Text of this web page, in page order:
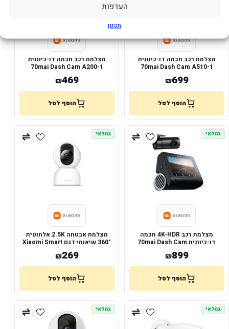
העדפות
תקנון
מצלמת רכב חכמה דו-כיוונית
70mai Dash Cam A510-1
₪699
הוסף לסל
מצלמת רכב חכמה דו-כיוונית
70mai Dash Cam A200-1
₪469
הוסף לסל
במלאי
מצלמת רכב 4K-HDR חכמה
דו-כיוונית 70mai Dash Cam
A810-2
₪899
הוסף לסל
במלאי
מצלמת אבטחה 2.5K אלחוטית
360° שיאומי דגם Xiaomi Smart
Camera C400
₪269
הוסף לסל
במלאי במלאי